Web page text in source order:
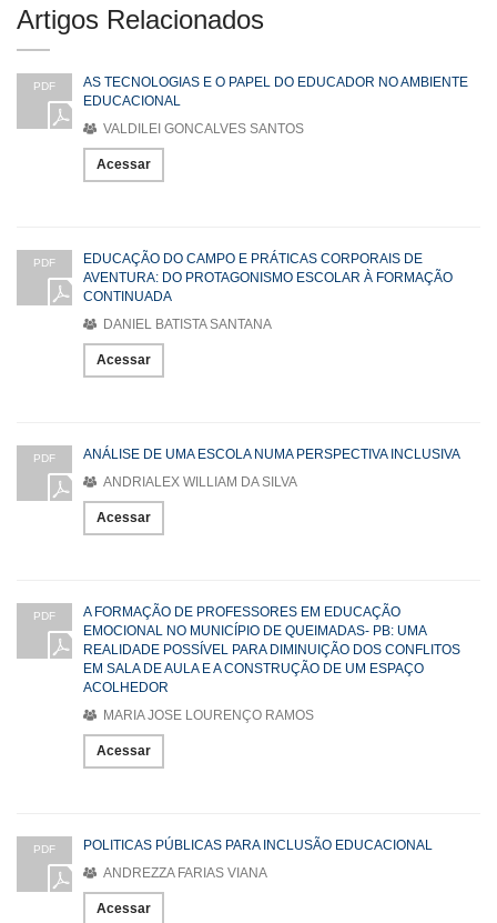
Artigos Relacionados
PDF
AS TECNOLOGIAS E O PAPEL DO EDUCADOR NO AMBIENTE
EDUCACIONAL
VALDILEI GONCALVES SANTOS
Acessar
PDF
EDUCAÇÃO DO CAMPO E PRÁTICAS CORPORAIS DE
AVENTURA: DO PROTAGONISMO ESCOLAR À FORMAÇÃO
CONTINUADA
DANIEL BATISTA SANTANA
Acessar
PDF
ANÁLISE DE UMA ESCOLA NUMA PERSPECTIVA INCLUSIVA
ANDRIALEX WILLIAM DA SILVA
Acessar
PDF
A FORMAÇÃO DE PROFESSORES EM EDUCAÇÃO
EMOCIONAL NO MUNICÍPIO DE QUEIMADAS- PB: UMA
REALIDADE POSSÍVEL PARA DIMINUIÇÃO DOS CONFLITOS
EM SALA DE AULA E A CONSTRUÇÃO DE UM ESPAÇO
ACOLHEDOR
MARIA JOSE LOURENÇO RAMOS
Acessar
PDF
POLITICAS PÚBLICAS PARA INCLUSÃO EDUCACIONAL
ANDREZZA FARIAS VIANA
Acessar